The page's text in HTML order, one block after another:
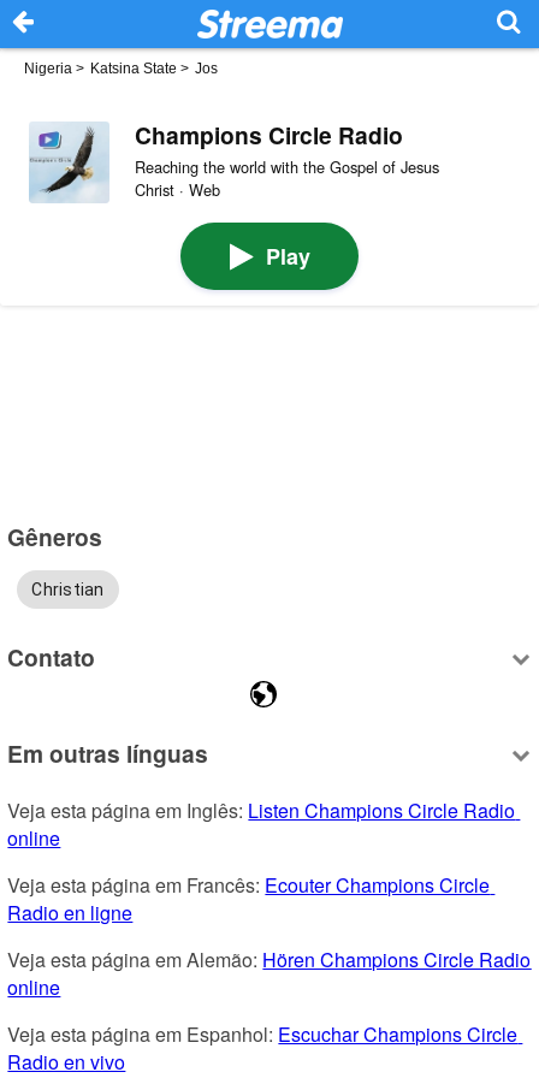
Nigeria > Katsina State > Jos
Champions Circle Radio
Reaching the world with the Gospel of Jesus
Christ · Web
Play
Gêneros
Christian
Contato
Em outras línguas
Veja esta página em Inglês: Listen Champions Circle Radio
online
Veja esta página em Francês: Ecouter Champions Circle
Radio en ligne
Veja esta página em Alemão: Hören Champions Circle Radio
online
Veja esta página em Espanhol: Escuchar Champions Circle
Radio en vivo